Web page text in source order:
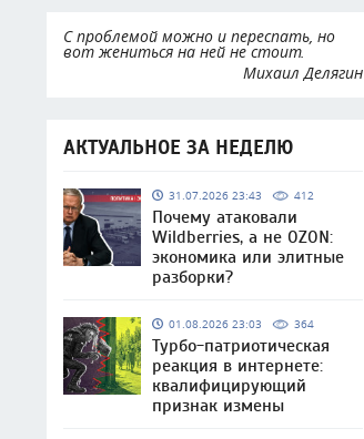
С проблемой можно и переспать, но
вот жениться на ней не стоит.
Михаил Делягин
АКТУАЛЬНОЕ ЗА НЕДЕЛЮ
31.07.2026 23:43 412
Почему атаковали
Wildberries, а не OZON:
экономика или элитные
разборки?
01.08.2026 23:03 364
Турбо-патриотическая
реакция в интернете:
квалифицирующий
признак измены